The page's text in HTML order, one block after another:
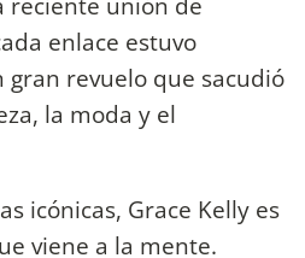
enlace estuvo
revuelo que sacudió
la moda y el
icónicas, Grace Kelly es
viene a la mente.